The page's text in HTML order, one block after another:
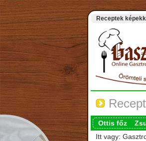
Receptek
Ottis főz
Itt vagy: